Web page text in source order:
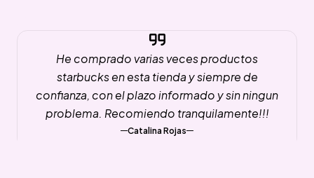
He comprado varias veces productos
starbucks en esta tienda y siempre de
confianza, con el plazo informado y sin ningun
problema. Recomiendo tranquilamente!!!
Catalina Rojas